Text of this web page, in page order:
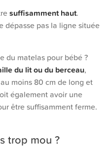
suffisamment haut.
dépasse pas la ligne située
du matelas pour bébé ?
du lit ou du berceau,
moins 80 cm de long et
également avoir une
être suffisamment ferme.
trop mou ?